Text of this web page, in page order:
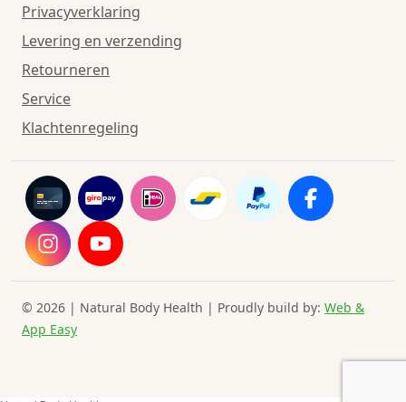
Privacyverklaring
Levering en verzending
Retourneren
Service
Klachtenregeling
© 2026 | Natural Body Health | Proudly build by: Web &
App Easy